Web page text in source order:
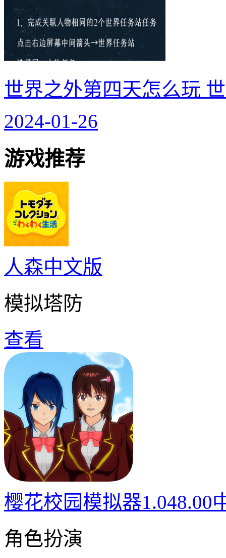
世界之外第四天怎么玩
2024-01-26
游戏推荐
人森中文版
模拟塔防
查看
樱花校园模拟器1.048.00
角色扮演